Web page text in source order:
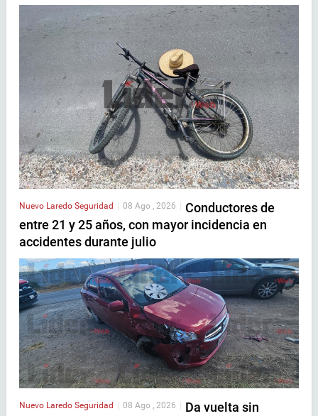
Nuevo Laredo Seguridad 08 Ago , 2026
Conductores de
entre 21 y 25 años, con mayor incidencia en
accidentes durante julio
Nuevo Laredo Seguridad 08 Ago , 2026
Da vuelta sin